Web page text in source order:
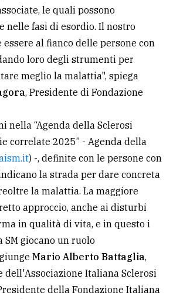
le quali possono
nelle fasi di esordio. Il nostro
al fianco delle persone con
loro degli strumenti per
meglio la malattia", spiega
, Presidente di Fondazione
nella “Agenda della Sclerosi
correlate 2025” - Agenda della
) -, definite con le persone con
la strada per dare concreta
la malattia. La maggiore
approccio, anche ai disturbi
in qualità di vita, e in questo i
giocano un ruolo
Mario Alberto Battaglia,
dell'Associazione Italiana Sclerosi
della Fondazione Italiana